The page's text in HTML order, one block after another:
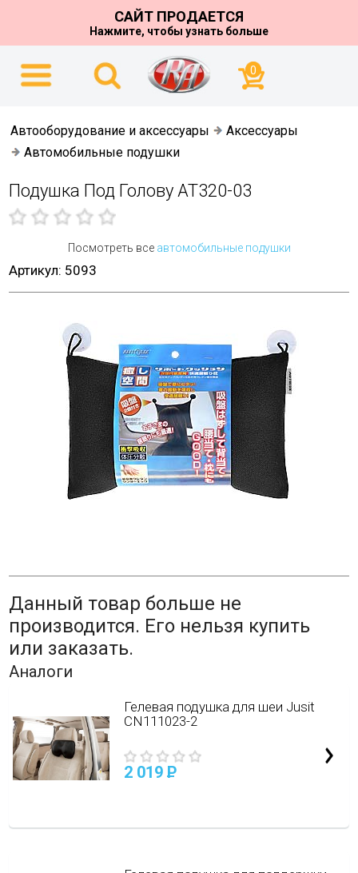
САЙТ ПРОДАЕТСЯ
Нажмите, чтобы узнать больше
0
Автооборудование и аксессуары
Аксессуары
Автомобильные подушки
Подушка Под Голову AT320-03
Посмотреть все автомобильные подушки
Артикул: 5093
Данный товар больше не
производится. Его нельзя купить
или заказать.
Аналоги
Гелевая подушка для шеи Jusit
CN111023-2
2 019 P